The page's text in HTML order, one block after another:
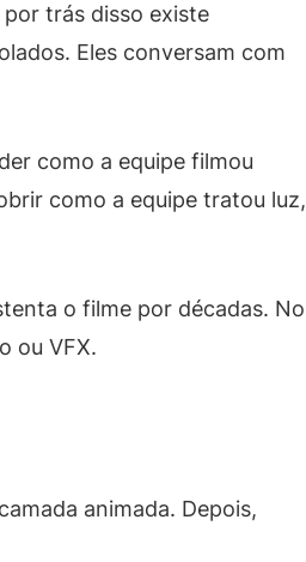
por trás disso existe
Eles conversam com
como a equipe filmou
como a equipe tratou luz,
o filme por décadas. No
ou VFX.
animada. Depois,